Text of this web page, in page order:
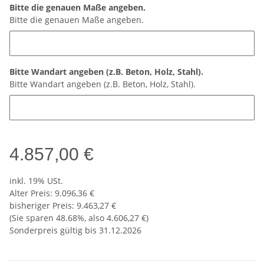
Bitte die genauen Maße angeben.
Bitte die genauen Maße angeben.
Bitte Wandart angeben (z.B. Beton, Holz, Stahl).
Bitte Wandart angeben (z.B. Beton, Holz, Stahl).
4.857,00 €
inkl. 19% USt.
Alter Preis: 9.096,36 €
bisheriger Preis: 9.463,27 €
(Sie sparen 48.68%, also 4.606,27 €)
Sonderpreis gültig bis 31.12.2026